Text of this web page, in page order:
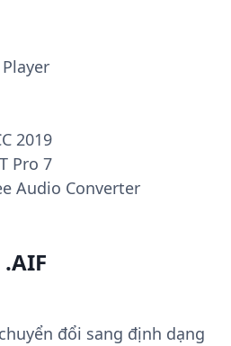
2019
Pro 7
Audio Converter
đổi sang định dạng